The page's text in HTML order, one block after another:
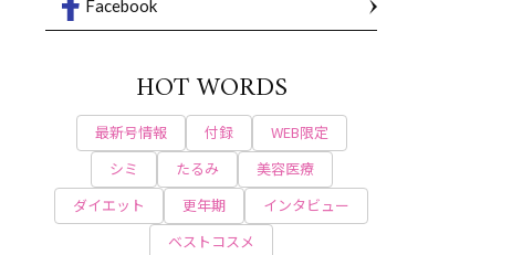
Facebook
HOT WORDS
最新号情報 付録
WEB限定
シミ
たるみ
美容医療
ダイエット
更年期
インタビュー
ベストコスメ